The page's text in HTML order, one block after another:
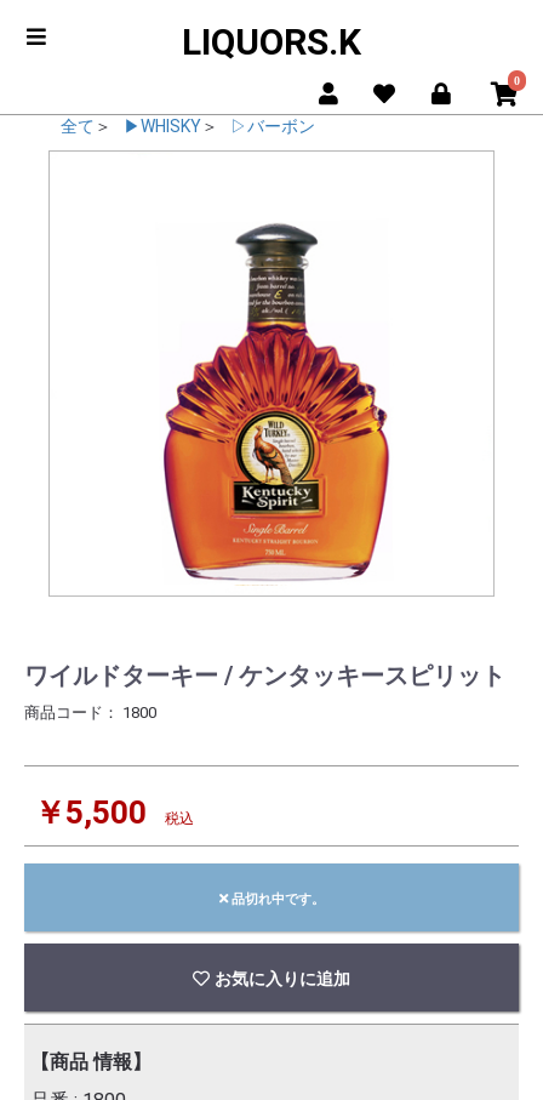
LIQUORS.K
0
全て ＞ ▶WHISKY＞ ▷バーボン
ワイルドターキー / ケンタッキースピリット
商品コード： 1800
￥5,500 税込
品切れ中です。
お気に入りに追加
【商品 情報】